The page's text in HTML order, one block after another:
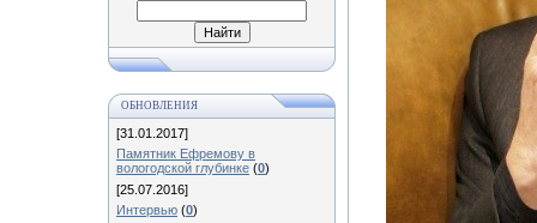
ОБНОВЛЕНИЯ
[31.01.2017]
Памятник Ефремову в
вологодской глубинке (0)
[25.07.2016]
Интервью (0)